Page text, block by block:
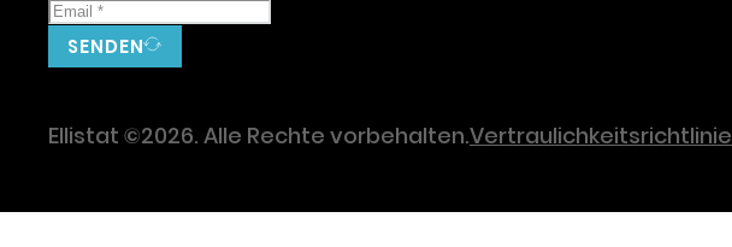
SENDEN
Ellistat ©2026. Alle Rechte vorbehalten.Vertraulichkeitsrichtlinie